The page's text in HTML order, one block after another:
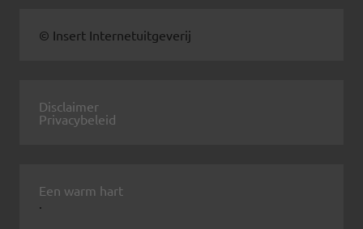
© Insert Internetuitgeverij
Disclaimer
Privacybeleid
Een warm hart
.